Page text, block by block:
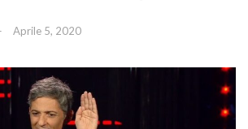
Aprile 5, 2020